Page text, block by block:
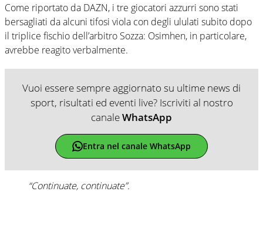
Come riportato da DAZN, i tre giocatori azzurri sono stati
bersagliati da alcuni tifosi viola con degli ululati subito dopo
il triplice fischio dell’arbitro Sozza: Osimhen, in particolare,
avrebbe reagito verbalmente.
Vuoi essere sempre aggiornato su ultime news di
sport, risultati ed eventi live? Iscriviti al nostro
canaleWhatsApp
Entra nel canale WhatsApp
“Continuate, continuate”.